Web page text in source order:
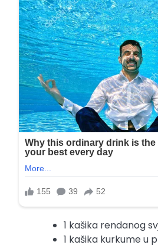
1 kašika rendanog
1 kašika kurkume u